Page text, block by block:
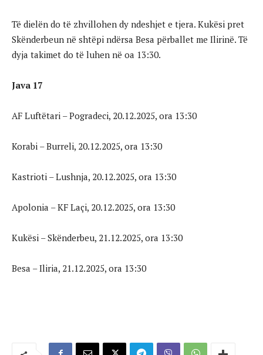
Të dielën do të zhvillohen dy ndeshjet e tjera. Kukësi pret
Skënderbeun në shtëpi ndërsa Besa përballet me Ilirinë. Të
dyja takimet do të luhen në oa 13:30.
Java 17
AF Luftëtari – Pogradeci, 20.12.2025, ora 13:30
Korabi – Burreli, 20.12.2025, ora 13:30
Kastrioti – Lushnja, 20.12.2025, ora 13:30
Apolonia – KF Laçi, 20.12.2025, ora 13:30
Kukësi – Skënderbeu, 21.12.2025, ora 13:30
Besa – Iliria, 21.12.2025, ora 13:30